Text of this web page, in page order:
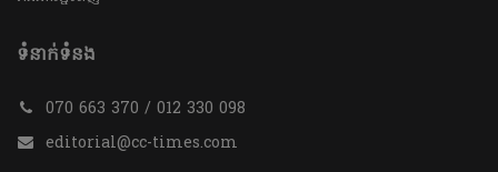
ទំនាក់ទំនង
070 663 370 / 012 330 098
editorial@cc-times.com